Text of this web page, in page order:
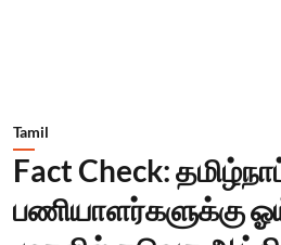
Tamil
Fact Check:
பணியாளர்களுக்கு